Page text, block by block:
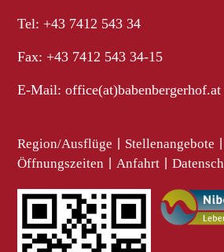
Tel: +43 7412 543 34
Fax: +43 7412 543 34-15
E-Mail:office(at)babenbergerhof.at
Region/Ausflüge Stellenangebote
Öffnungszeiten Anfahrt